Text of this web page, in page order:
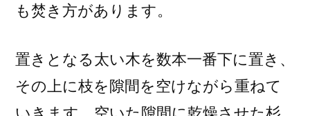
も焚き方があります。
置きとなる太い木を数本一番下に置き、
その上に枝を隙間を空けながら重ねて
いきます。空いた隙間に乾燥させた杉